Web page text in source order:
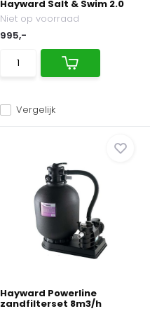
Hayward Salt & Swim 2.0
Vergelijk
Niet op voorraad
995,-
Hayward Powerline
zandfilterset 8m3/h